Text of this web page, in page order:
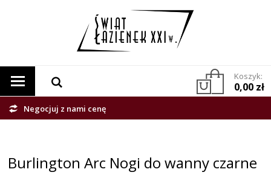
Koszyk:
0,00 zł
Negocjuj z nami cenę
Burlington Arc Nogi do wanny czarne